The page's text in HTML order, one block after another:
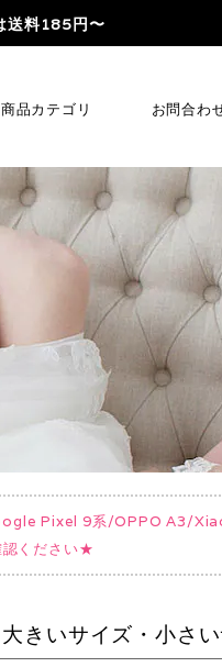
送料185円〜
商品カテゴリ お問合わ
Pixel 9系/OPPO A3/
認ください★
きいサイズ・小さ